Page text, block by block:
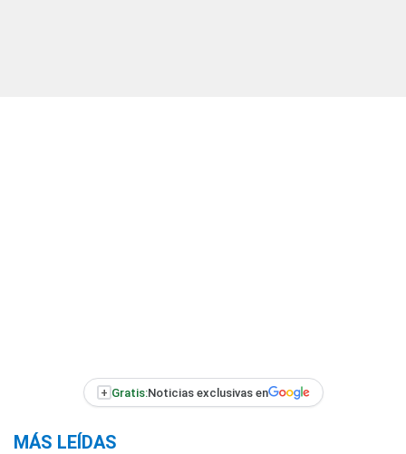
+ Gratis:Noticias exclusivas en
MÁS LEÍDAS